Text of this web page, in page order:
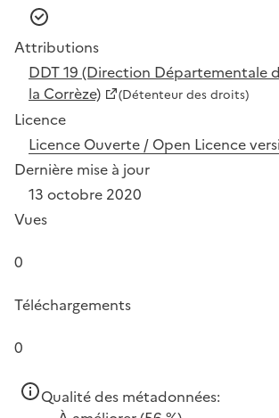
Attributions
DDT 19 (Direction Départementale
la Corrèze)
(Détenteur des droits)
Licence
Licence Ouverte / Open Licence
Dernière mise à jour
13 octobre 2020
Vues
0
Téléchargements
0
Qualité des métadonnées: